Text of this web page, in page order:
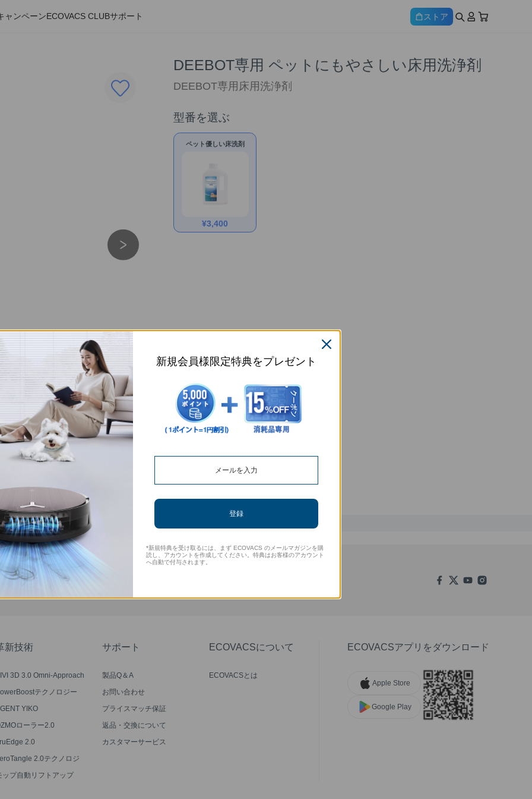
ャンペーンECOVACS CLUBサポート ストア
DEEBOT専用 ペットにもやさしい床用洗浄剤
DEEBOT専用床用洗浄剤
型番を選ぶ
ペット優しい床洗剤
¥3,400
全シリーズ対応 内容量 1L
新技術
3D 3.0 Omni-Approach
ステム
テクノロジー
YIKO
ローラー2.0
2.0
2.0テクノロジ
ップ自動リフトアップ
サポート
製品Q＆A
お問い合わせ
プライスマッチ保証
返品・交換について
カスタマーサービス
ECOVACSについて
ECOVACSとは
ECOVACSアプリをダウンロード
Apple Store
Google Play
新規会員様限定特典をプレゼント
登録
*新規特典を受け取るには、まず ECOVACS のメールマガジンを購
読し、アカウントを作成してください。特典はお客様のアカウント
へ自動で付与されます。